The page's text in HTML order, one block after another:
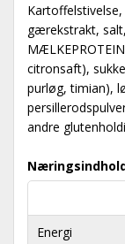
gærekstrakt,
citronsaft),
purløg, timian),
andre
Energi